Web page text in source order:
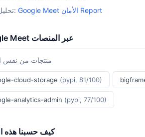
تحليل كامل: Google Meet الأمان Report
Google Meet عبر المنصات
منتجات من نفس
cloud-storage (pypi, 81/100)
analytics-admin (pypi, 77/100)
كيف حسبنا هذه